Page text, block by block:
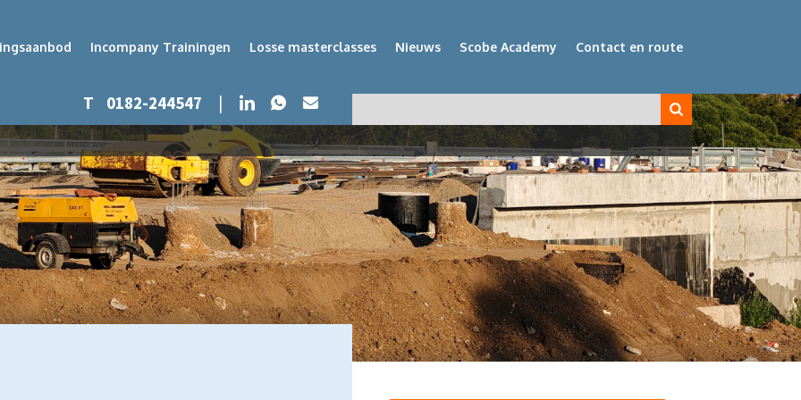
Incompany Trainingen Losse masterclasses Nieuws Scobe Academy Contact en route
T 0182-244547 | LinkedInWhatsapp